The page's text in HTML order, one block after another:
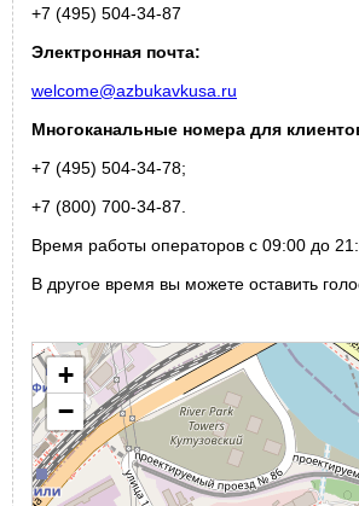
+7 (495) 504-34-87
Электронная почта:
welcome@azbukavkusa.ru
Многоканальные номера для
+7 (495) 504-34-78;
+7 (800) 700-34-87.
Время работы операторов с 09:00 до
В другое время вы можете оставить
+
−